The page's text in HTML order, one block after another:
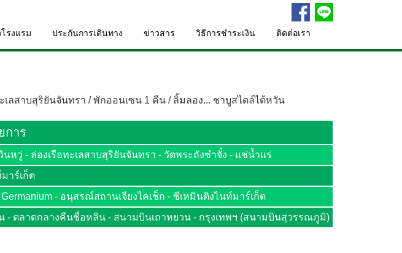
รงแรม ประกันการเดินทาง ข่าวสาร วิธีการชำระเงิน ติดต่อเรา
ลสาบสุริยันจันทรา / พักออนเซน 1 คืน / ลิ้มลอง... ชาบูสไตล์ไต้หวัน
การ
วู่ - ล่องเรือทะเลสาบสุริยันจันทรา - วัดพระถังซำจั๋ง - แช่น้ำแร่
าร์เก็ต
- อนุสรณ์สถานเจียงไคเช็ก - ซีเหมินติงไนท์มาร์เก็ต
- ตลาดกลางคืนชื่อหลิน - สนามบินเถาหยวน - กรุงเทพฯ (สนามบินสุวรรณภูมิ)